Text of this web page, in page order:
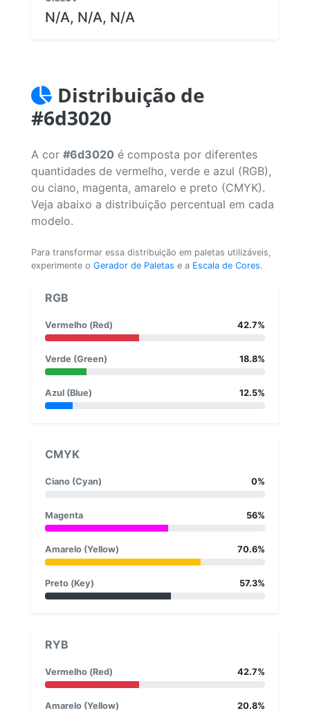
N/A, N/A, N/A
Distribuição de
#6d3020
A cor #6d3020 é composta por diferentes
quantidades de vermelho, verde e azul (RGB),
ou ciano, magenta, amarelo e preto (CMYK).
Veja abaixo a distribuição percentual em cada
modelo.
Para transformar essa distribuição em paletas utilizáveis,
experimente o Gerador de Paletas e a Escala de Cores.
RGB
Vermelho (Red) 42.7%
Verde (Green) 18.8%
Azul (Blue) 12.5%
CMYK
Ciano (Cyan) 0%
Magenta 56%
Amarelo (Yellow) 70.6%
Preto (Key) 57.3%
RYB
Vermelho (Red) 42.7%
Amarelo (Yellow) 20.8%